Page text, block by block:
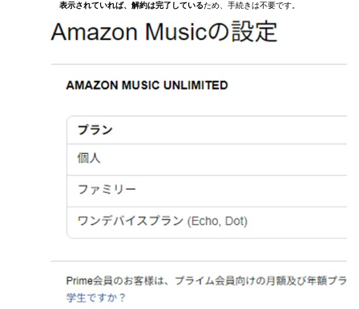
表示されていれば、解約は完了しているため、手続きは不要です。